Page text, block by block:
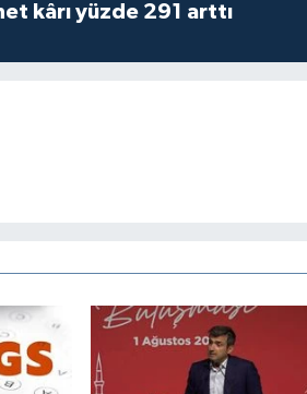
kârı yüzde 291 arttı